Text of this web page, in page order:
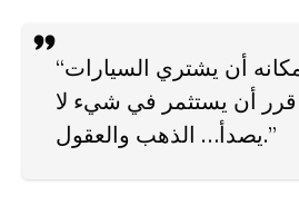
“كان بإمكانه أن يشتري السيارات
قرر أن يستثمر في شيء لا
يصدأ… الذهب والعقول.”